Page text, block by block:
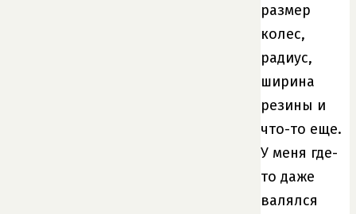
размер
колес,
радиус,
ширина
резины и
что-то еще.
У меня где-
то даже
валялся